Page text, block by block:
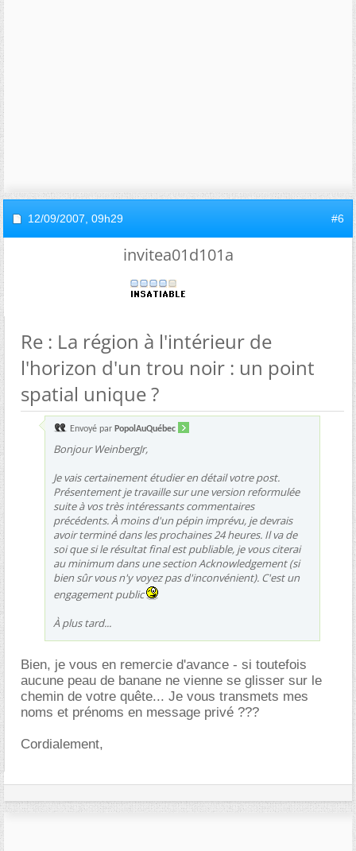
12/09/2007, 09h29 #6
invitea01d101a
Re : La région à l'intérieur de
l'horizon d'un trou noir : un point
spatial unique ?
Envoyé par PopolAuQuébec
Bonjour WeinbergJr,
Je vais certainement étudier en détail votre post.
Présentement je travaille sur une version reformulée
suite à vos très intéressants commentaires
précédents. À moins d'un pépin imprévu, je devrais
avoir terminé dans les prochaines 24 heures. Il va de
soi que si le résultat final est publiable, je vous citerai
au minimum dans une section Acknowledgement (si
bien sûr vous n'y voyez pas d'inconvénient). C'est un
engagement public
À plus tard...
Bien, je vous en remercie d'avance - si toutefois
aucune peau de banane ne vienne se glisser sur le
chemin de votre quête... Je vous transmets mes
noms et prénoms en message privé ???
Cordialement,